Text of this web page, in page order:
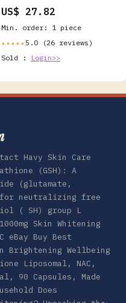
US$ 27.82
Min. order: 1 piece
★★★★★5.0 (26 reviews)
Sold :
Login>>
Havy Skin Care
(GSH): A
(glutamate,
neutralizing free
( SH) group L
Skin Whitening
eBay Buy Best
Brightening Wellbeing
Liposomal, NAC,
90 Capsules, Made
Does